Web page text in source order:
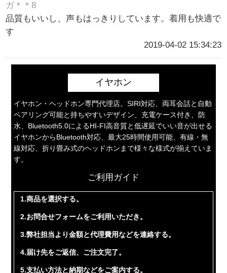
ガ＊＊8
品質もいいし、声もはっきりしています。着用も快適で
す
2019-04-02 15:34:23
イヤホン
イヤホン・ヘッドホン専門代理店。SIRI対応、両耳会話と自動
ペアリング可能と持ちやすいデザイン、充電ケース付き、防
水、Bluetooth5.0によるHI-FI高音質と低遅延でいい音が出せる
イヤホンからBluetooth対応、最大25時間使用可能、有線・無
線対応、折り畳み式のヘッドホンまで様々な様式が揃えていま
す。
ご利用ガイド
1.商品を選択する。
2.お問合せフォームをご利用いただき。
3.弊社担当より金額と代理費用などを連絡する。
4.届け先をご返信、ご注文完了。
5.支払い方法と納期などをご案内する。